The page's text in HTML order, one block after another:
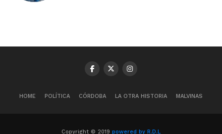
HOME POLÍTICA CÓRDOBA LA OTRA HISTORIA MALVINAS
Copyright © 2019 powered by R.D.L